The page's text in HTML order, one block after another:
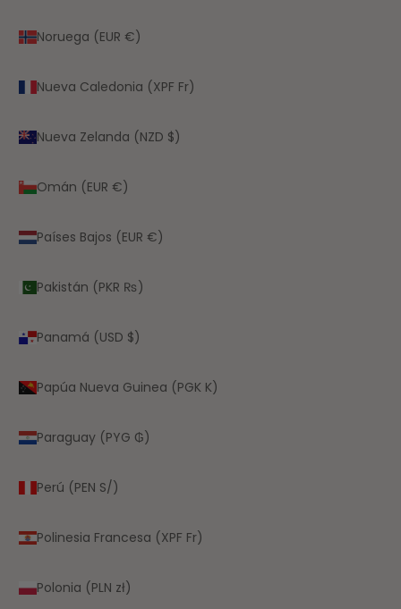
Noruega (EUR €)
Nueva Caledonia (XPF Fr)
Nueva Zelanda (NZD $)
Omán (EUR €)
Países Bajos (EUR €)
Pakistán (PKR ₨)
Panamá (USD $)
Papúa Nueva Guinea (PGK K)
Paraguay (PYG ₲)
Perú (PEN S/)
Polinesia Francesa (XPF Fr)
Polonia (PLN zł)